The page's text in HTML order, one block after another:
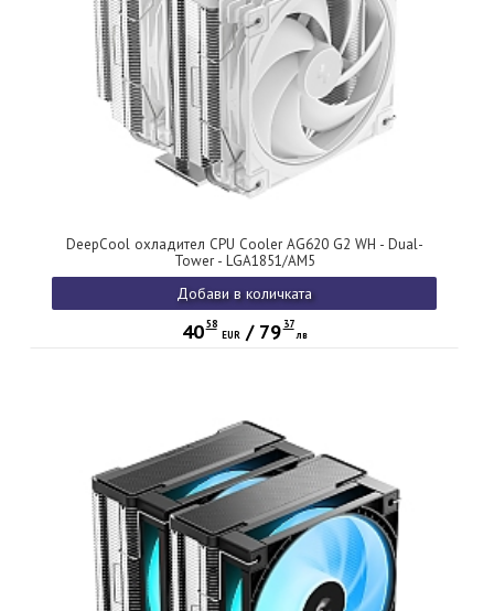
DeepCool охладител CPU Cooler AG620 G2 WH - Dual-
Tower - LGA1851/AM5
Добави в количката
40 58
EUR/ 79 37
лв